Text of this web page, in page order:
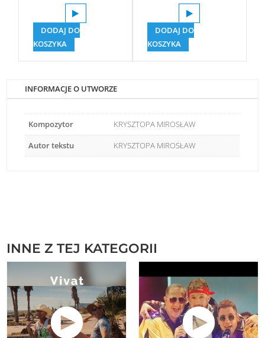
DODAJ DO
KOSZYKA
DODAJ DO
KOSZYKA
INFORMACJE O UTWORZE
Kompozytor
KRYSZTOPA MIROSŁAW
Autor tekstu
KRYSZTOPA MIROSŁAW
INNE Z TEJ KATEGORII